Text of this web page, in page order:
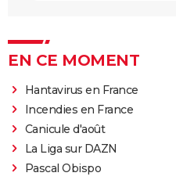
EN CE MOMENT
Hantavirus en France
Incendies en France
Canicule d'août
La Liga sur DAZN
Pascal Obispo